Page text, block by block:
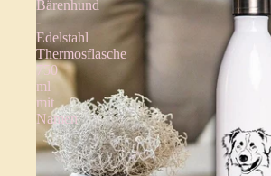
Bärenhund
-
Edelstahl
Thermosflasche
750
ml
mit
Namen